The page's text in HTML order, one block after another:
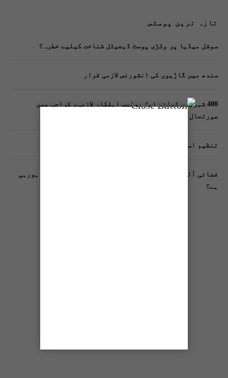
تازہ ترین پوسٹس
سوشل میڈیا پر وکڑی پوسٹ ڈیجیٹل شناخت کیلیے خطرہ؟
سندھ میں گاڑیوں کی انشورنس لازمی قرار
400 شہریوں کیلئے ایک پولیس اہلکار لازمی، کراچی میں
صورتحال کیا ہے؟
تنظیم اسلامی کے زیرِ اہتمام ملک گیر آگاہی مہم!
فضائی آلودگی انسانی دماغ کیلیے کیسے خطرناک ثابت ہورہی
ہے؟